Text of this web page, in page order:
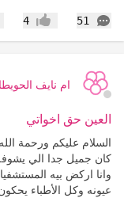
51
التعليقات إعجاب4
ام نايف
العين حق اخواتي
السلام عليكم ورحمة
كان جميل جدا الي
وانا اركض بيه
عيونه وكل الأطباء